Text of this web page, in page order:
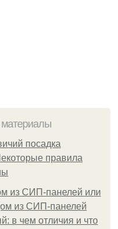
посадка
правила
из СИП-панелей или
из СИП-панелей
в чем отличия и что